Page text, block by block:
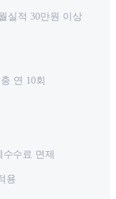
실적 30만원 이상
연 10회
수료 면제
용